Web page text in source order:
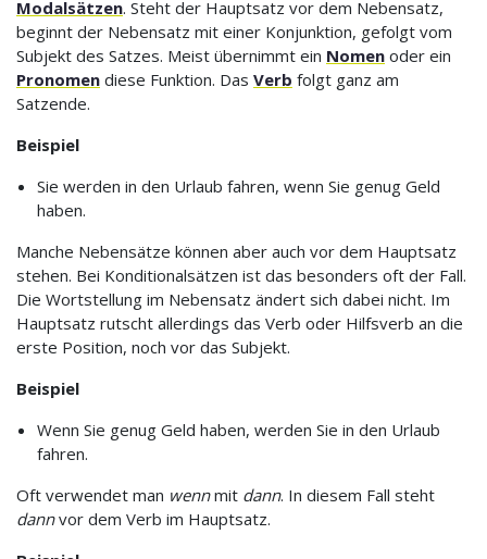
Modalsätzen. Steht der Hauptsatz vor dem Nebensatz,
beginnt der Nebensatz mit einer Konjunktion, gefolgt vom
Subjekt des Satzes. Meist übernimmt ein Nomen oder ein
Pronomen diese Funktion. Das Verb folgt ganz am
Satzende.
Beispiel
Sie werden in den Urlaub fahren, wenn Sie genug Geld
haben.
Manche Nebensätze können aber auch vor dem Hauptsatz
stehen. Bei Konditionalsätzen ist das besonders oft der Fall.
Die Wortstellung im Nebensatz ändert sich dabei nicht. Im
Hauptsatz rutscht allerdings das Verb oder Hilfsverb an die
erste Position, noch vor das Subjekt.
Beispiel
Wenn Sie genug Geld haben, werden Sie in den Urlaub
fahren.
Oft verwendet man wennmit dann. In diesem Fall steht
dannvor dem Verb im Hauptsatz.